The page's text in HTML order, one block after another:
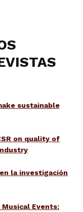
sustainable
on quality of
la investigación
Events: